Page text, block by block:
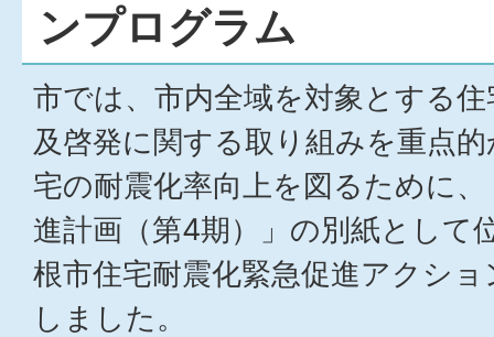
ンプログラム
市では、市内全域を対象とする
及啓発に関する取り組みを重点
宅の耐震化率向上を図るために
進計画（第4期）」の別紙として
根市住宅耐震化緊急促進アクシ
しました。